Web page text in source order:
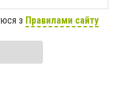
з Правилами сайту